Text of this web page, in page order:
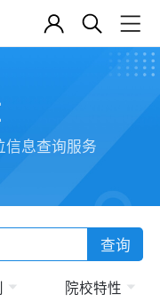
息查询服务
查询
院校特性